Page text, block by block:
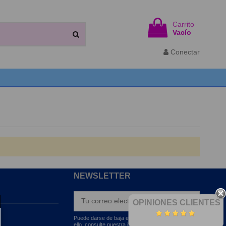
Carrito
Vacío
Conectar
OPINIONES CLIENTES
NEWSLETTER
Puede darse de baja en cualquier momento. Para
ello, consulte nuestra información de contacto en